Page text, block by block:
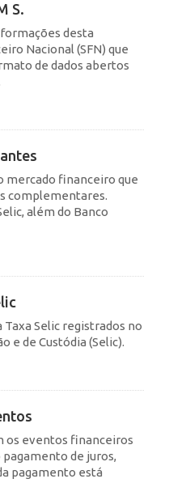
S.
desta
Nacional (SFN) que
de dados abertos
mercado financeiro que
complementares.
além do Banco
Selic registrados no
e de Custódia (Selic).
os eventos financeiros
de juros,
pagamento está